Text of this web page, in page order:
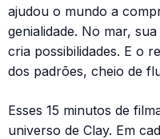
ajudou o mundo a
genialidade. No mar,
cria possibilidades. E o
dos padrões, cheio de
Esses 15 minutos de
universo de Clay. Em